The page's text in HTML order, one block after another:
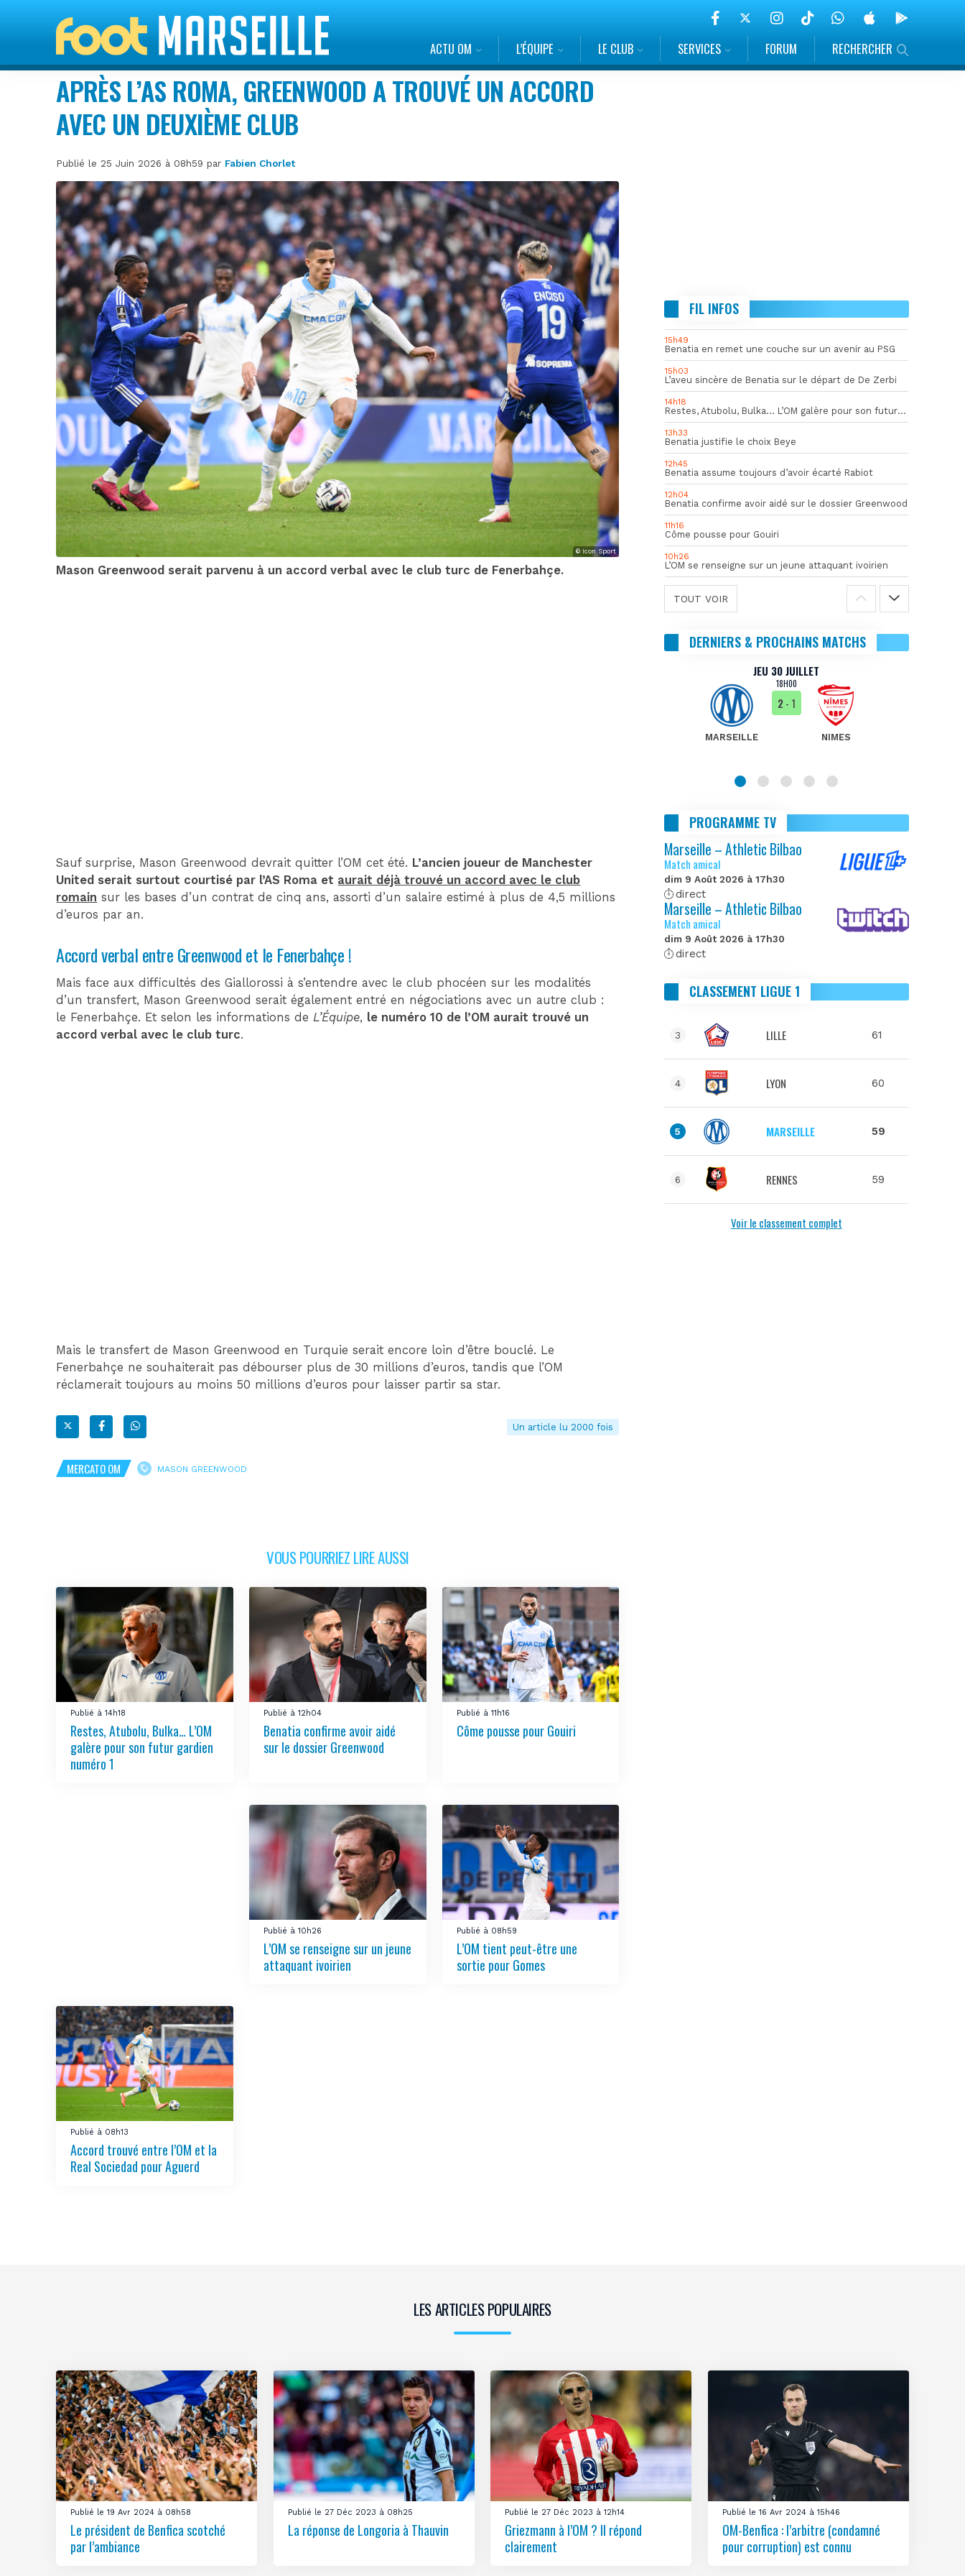
ACTU OM L’ÉQUIPE LE CLUB SERVICES FORUM RECHERCHER
APRÈS L’AS ROMA, GREENWOOD A TROUVÉ UN ACCORD
AVEC UN DEUXIÈME CLUB
Publié le 25 Juin 2026 à 08h59 par Fabien Chorlet
© Icon Sport
Mason Greenwood serait parvenu à un accord verbal avec le club turc de Fenerbahçe.
Sauf surprise, Mason Greenwood devrait quitter l’OM cet été. L’ancien joueur de Manchester
United serait surtout courtisé par l’AS Roma et aurait déjà trouvé un accord avec le club
romain sur les bases d’un contrat de cinq ans, assorti d’un salaire estimé à plus de 4,5 millions
d’euros par an.
Accord verbal entre Greenwood et le Fenerbahçe !
Mais face aux difficultés des Giallorossi à s’entendre avec le club phocéen sur les modalités
d’un transfert, Mason Greenwood serait également entré en négociations avec un autre club :
le Fenerbahçe. Et selon les informations de L’Équipe, le numéro 10 de l’OM aurait trouvé un
accord verbal avec le club turc.
Mais le transfert de Mason Greenwood en Turquie serait encore loin d’être bouclé. Le
Fenerbahçe ne souhaiterait pas débourser plus de 30 millions d’euros, tandis que l’OM
réclamerait toujours au moins 50 millions d’euros pour laisser partir sa star.
Un article lu 2000 fois
MERCATO OM MASON GREENWOOD
VOUS POURRIEZ LIRE AUSSI
Publié à 14h18
Restes, Atubolu, Bulka… L’OM
galère pour son futur gardien
numéro 1
Publié à 12h04
Benatia confirme avoir aidé
sur le dossier Greenwood
Publié à 11h16
Côme pousse pour Gouiri
Publié à 10h26
L’OM se renseigne sur un jeune
attaquant ivoirien
Publié à 08h59
L’OM tient peut-être une
sortie pour Gomes
Publié à 08h13
Accord trouvé entre l’OM et la
Real Sociedad pour Aguerd
FIL INFOS
15h49
Benatia en remet une couche sur un avenir au PSG
15h03
L’aveu sincère de Benatia sur le départ de De Zerbi
14h18
Restes, Atubolu, Bulka… L’OM galère pour son futur gardien numéro 1
13h33
Benatia justifie le choix Beye
12h45
Benatia assume toujours d’avoir écarté Rabiot
12h04
Benatia confirme avoir aidé sur le dossier Greenwood
11h16
Côme pousse pour Gouiri
10h26
L’OM se renseigne sur un jeune attaquant ivoirien
TOUT VOIR
DERNIERS & PROCHAINS MATCHS
JEU 30 JUILLET
18H00
MARSEILLE
2- 1
NIMES
PROGRAMME TV
Marseille – Athletic Bilbao
Match amical
dim 9 Août 2026 à 17h30
direct
Marseille – Athletic Bilbao
Match amical
dim 9 Août 2026 à 17h30
direct
CLASSEMENT LIGUE 1
3 LILLE 61
4 LYON 60
5 MARSEILLE 59
6 RENNES 59
Voir le classement complet
LES ARTICLES POPULAIRES
Publié le 19 Avr 2024 à 08h58
Le président de Benfica scotché
par l’ambiance
Publié le 27 Déc 2023 à 08h25
La réponse de Longoria à Thauvin
Publié le 27 Déc 2023 à 12h14
Griezmann à l’OM ? Il répond
clairement
Publié le 16 Avr 2024 à 15h46
OM-Benfica : l’arbitre (condamné
pour corruption) est connu